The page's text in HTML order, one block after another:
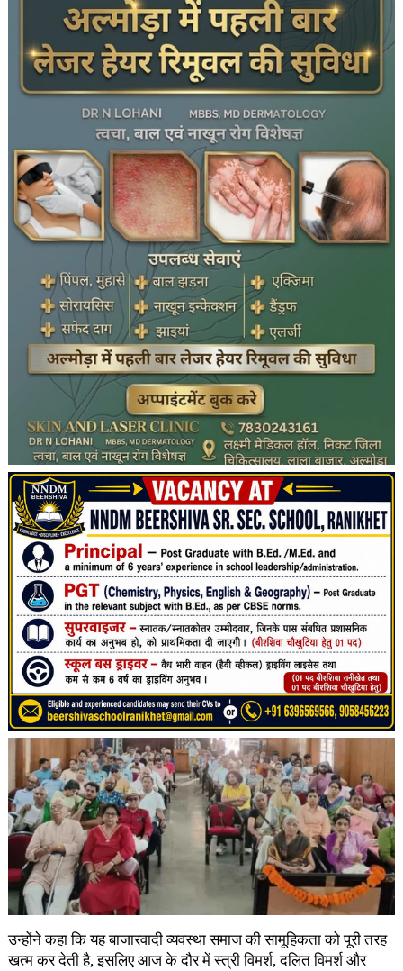
उन्होंने कहा कि यह बाजारवादी व्यवस्था समाज की सामूहिकता को पूरी तरह
खत्म कर देती है, इसलिए आज के दौर में स्त्री विमर्श, दलित विमर्श और